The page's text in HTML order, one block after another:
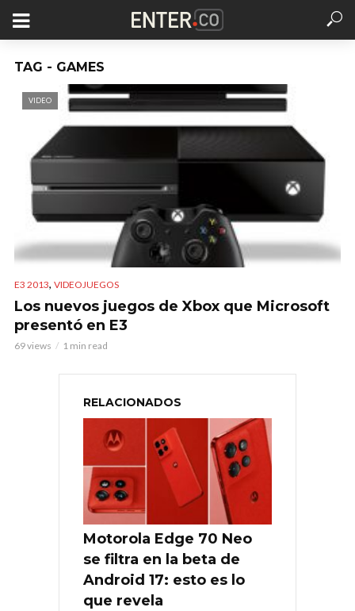
TAG - GAMES
VIDEO
E3 2013, VIDEOJUEGOS
Los nuevos juegos de Xbox que Microsoft
presentó en E3
69 views 1 min read
RELACIONADOS
Motorola Edge 70 Neo
se filtra en la beta de
Android 17: esto es lo
que revela